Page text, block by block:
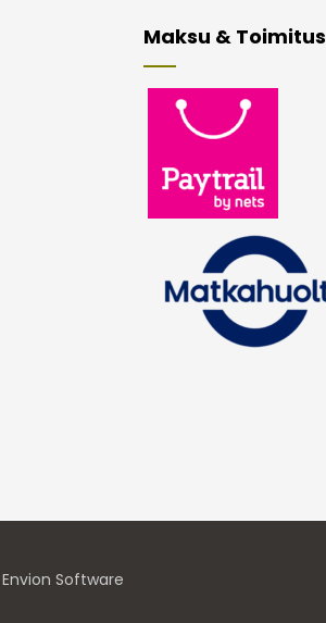
Maksu & Toimitus
Envion Software